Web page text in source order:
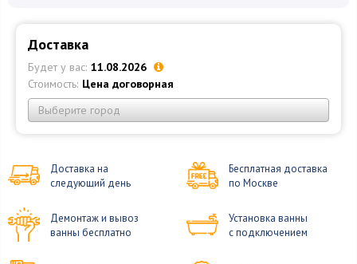
Доставка
Будет у вас: 11.08.2026
Стоимость: Цена договорная
Выберите город
Доставка на
следующий день
Бесплатная доставка
по Москве
Демонтаж и вывоз
ванны бесплатно
Установка ванны
с подключением